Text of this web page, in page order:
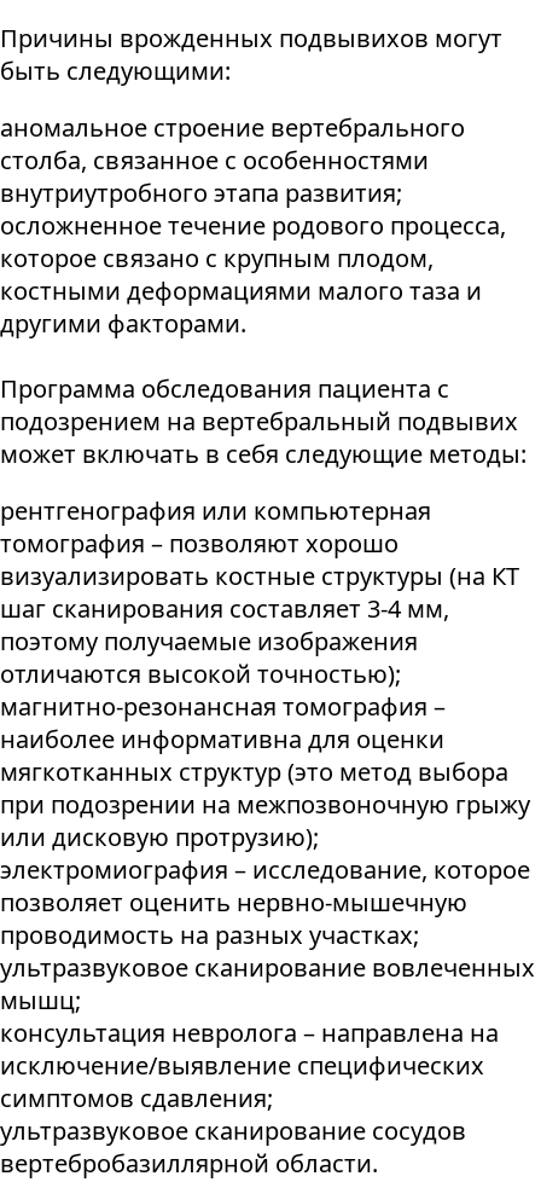
Причины врожденных подвывихов могут
быть следующими:
аномальное строение вертебрального
столба, связанное с особенностями
внутриутробного этапа развития;
осложненное течение родового процесса,
которое связано с крупным плодом,
костными деформациями малого таза и
другими факторами.
Программа обследования пациента с
подозрением на вертебральный подвывих
может включать в себя следующие методы:
рентгенография или компьютерная
томография – позволяют хорошо
визуализировать костные структуры (на КТ
шаг сканирования составляет 3-4 мм,
поэтому получаемые изображения
отличаются высокой точностью);
магнитно-резонансная томография –
наиболее информативна для оценки
мягкотканных структур (это метод выбора
при подозрении на межпозвоночную грыжу
или дисковую протрузию);
электромиография – исследование, которое
позволяет оценить нервно-мышечную
проводимость на разных участках;
ультразвуковое сканирование вовлеченных
мышц;
консультация невролога – направлена на
исключение/выявление специфических
симптомов сдавления;
ультразвуковое сканирование сосудов
вертебробазиллярной области.